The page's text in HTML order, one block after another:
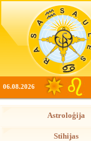
06.08.2026
Astroloģija
Stihijas